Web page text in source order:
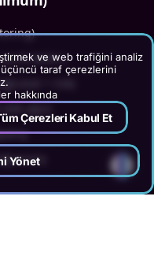
ve web trafiğini analiz
taraf çerezlerini
hakkında
Çerezleri Kabul Et
Yönet
kaldır)
+ risk)
ağız)
?